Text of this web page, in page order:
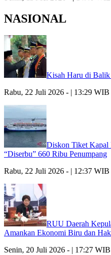
NASIONAL
Kisah Haru di Balik
Rabu, 22 Juli 2026 - | 13:29 WIB
Diskon Tiket Kapal
“Diserbu” 660 Ribu Penumpang
Rabu, 22 Juli 2026 - | 12:37 WIB
RUU Daerah
Amankan Ekonomi Biru dan
Senin, 20 Juli 2026 - | 17:27 WIB